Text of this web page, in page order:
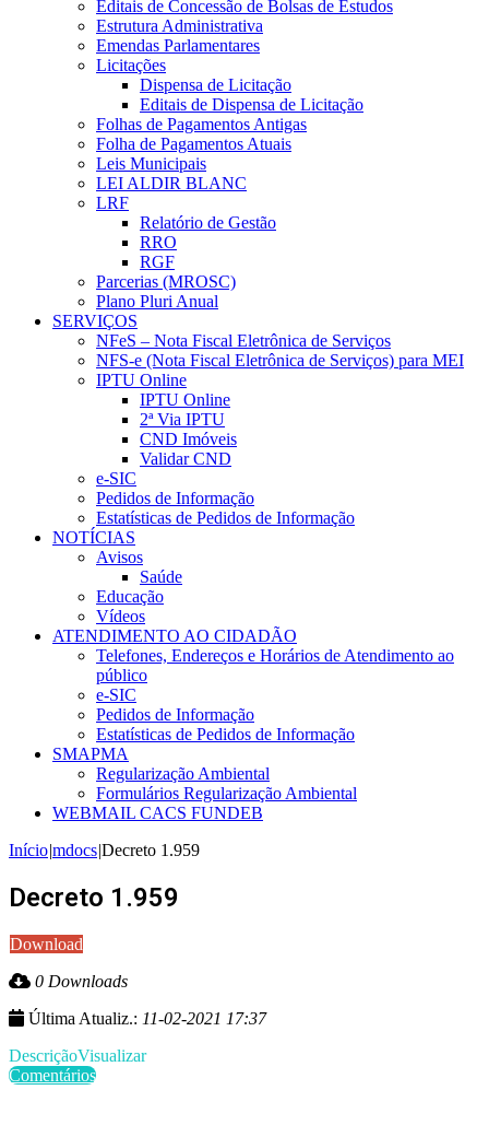
Editais de Concessão de Bolsas de Estudos
Estrutura Administrativa
Emendas Parlamentares
Licitações
Dispensa de Licitação
Editais de Dispensa de Licitação
Folhas de Pagamentos Antigas
Folha de Pagamentos Atuais
Leis Municipais
LEI ALDIR BLANC
LRF
Relatório de Gestão
RRO
RGF
Parcerias (MROSC)
Plano Pluri Anual
SERVIÇOS
NFeS – Nota Fiscal Eletrônica de Serviços
NFS-e (Nota Fiscal Eletrônica de Serviços) para MEI
IPTU Online
IPTU Online
2ª Via IPTU
CND Imóveis
Validar CND
e-SIC
Pedidos de Informação
Estatísticas de Pedidos de Informação
NOTÍCIAS
Avisos
Saúde
Educação
Vídeos
ATENDIMENTO AO CIDADÃO
Telefones, Endereços e Horários de Atendimento ao
público
e-SIC
Pedidos de Informação
Estatísticas de Pedidos de Informação
SMAPMA
Regularização Ambiental
Formulários Regularização Ambiental
WEBMAIL CACS FUNDEB
Início|mdocs|Decreto 1.959
Decreto 1.959
Download
0 Downloads
Última Atualiz.: 11-02-2021 17:37
DescriçãoVisualizar
Comentários